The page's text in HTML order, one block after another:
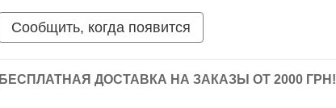
Сообщить, когда появится
БЕСПЛАТНАЯ ДОСТАВКА НА ЗАКАЗЫ ОТ 2000 ГРН!